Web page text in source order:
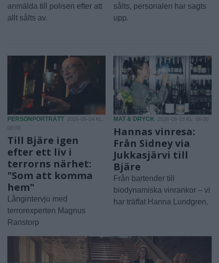
anmälda till polisen efter att
allt sålts av.
sålts, personalen har sagts
upp.
PERSONPORTRÄTT 2026-08-04 KL.
06:00
Till Bjäre igen
efter ett liv i
terrorns närhet:
"Som att komma
hem"
Långintervju med
terrorexperten Magnus
Ranstorp
MAT & DRYCK 2026-08-03 KL. 06:00
Hannas vinresa:
Från Sidney via
Jukkasjärvi till
Bjäre
Från bartender till
biodynamiska vinrankor – vi
har träffat Hanna Lundgren.